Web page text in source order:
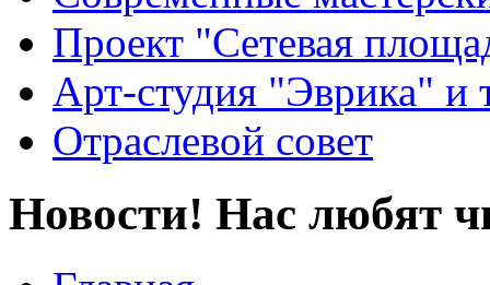
Проект "Сетевая
Арт-студия "Эврика" и
Отраслевой совет
Новости! Нас любят